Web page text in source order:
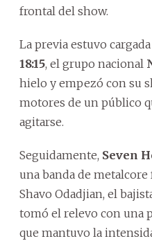
frontal del show.
La previa estuvo
18:15, el grupo nacional
hielo y empezó con su
motores de un público
agitarse.
Seguidamente, Seven
una banda de
Shavo Odadjian, el
tomó el relevo con una
que mantuvo la